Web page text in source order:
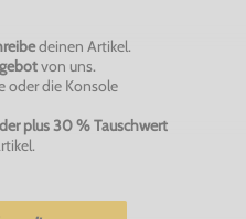
deinen Artikel.
von uns.
oder die Konsole
plus 30 % Tauschwert